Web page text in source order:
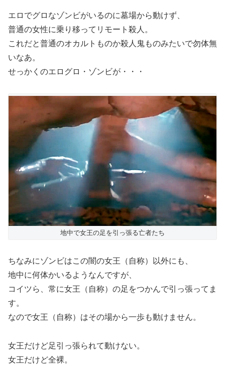
エロでグロなゾンビがいるのに墓場から動けず、
普通の女性に乗り移ってリモート殺人。
これだと普通のオカルトものか殺人鬼ものみたいで勿体無
いなあ。
せっかくのエログロ・ゾンビが・・・
地中で女王の足を引っ張る亡者たち
ちなみにゾンビはこの闇の女王（自称）以外にも、
地中に何体かいるようなんですが、
コイツら、常に女王（自称）の足をつかんで引っ張ってま
す。
なので女王（自称）はその場から一歩も動けません。
女王だけど足引っ張られて動けない。
女王だけど全裸。